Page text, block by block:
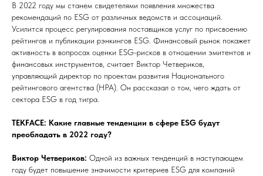
В 2022 году мы станем свидетелями появления множества
рекомендаций по ESG от различных ведомств и ассоциаций.
Усилится процесс регулирования поставщиков услуг по присвоению
рейтингов и публикации рэнкингов ESG. Финансовый рынок покажет
активность в вопросах оценки ESG-рисков в отношении эмитентов и
финансовых инструментов, считает Виктор Четвериков,
управляющий директор по проектам развития Национального
рейтингового агентства (НРА). Он рассказал о том, чего ждать от
сектора ESG в год тигра.
TEKFACE: Какие главные тенденции в сфере ESG будут
преобладать в 2022 году?
Виктор Четвериков: Одной из важных тенденций в наступающем
году будет повышение значимости критериев ESG для компаний